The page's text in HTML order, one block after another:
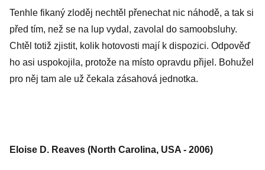
Tenhle fikaný zloděj nechtěl přenechat nic náhodě, a tak si
před tím, než se na lup vydal, zavolal do samoobsluhy.
Chtěl totiž zjistit, kolik hotovosti mají k dispozici. Odpověď
ho asi uspokojila, protože na místo opravdu přijel. Bohužel
pro něj tam ale už čekala zásahová jednotka.
Eloise D. Reaves (North Carolina, USA - 2006)